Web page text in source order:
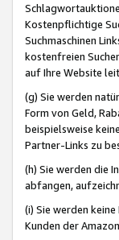
Kostenpflichtige
Suchmaschinen
kostenfreien
auf Ihre Website
(g) Sie werden
Form von Geld,
beispielsweise
Partner-Links zu
(h) Sie werden die
abfangen,
(i) Sie werden
Kunden der